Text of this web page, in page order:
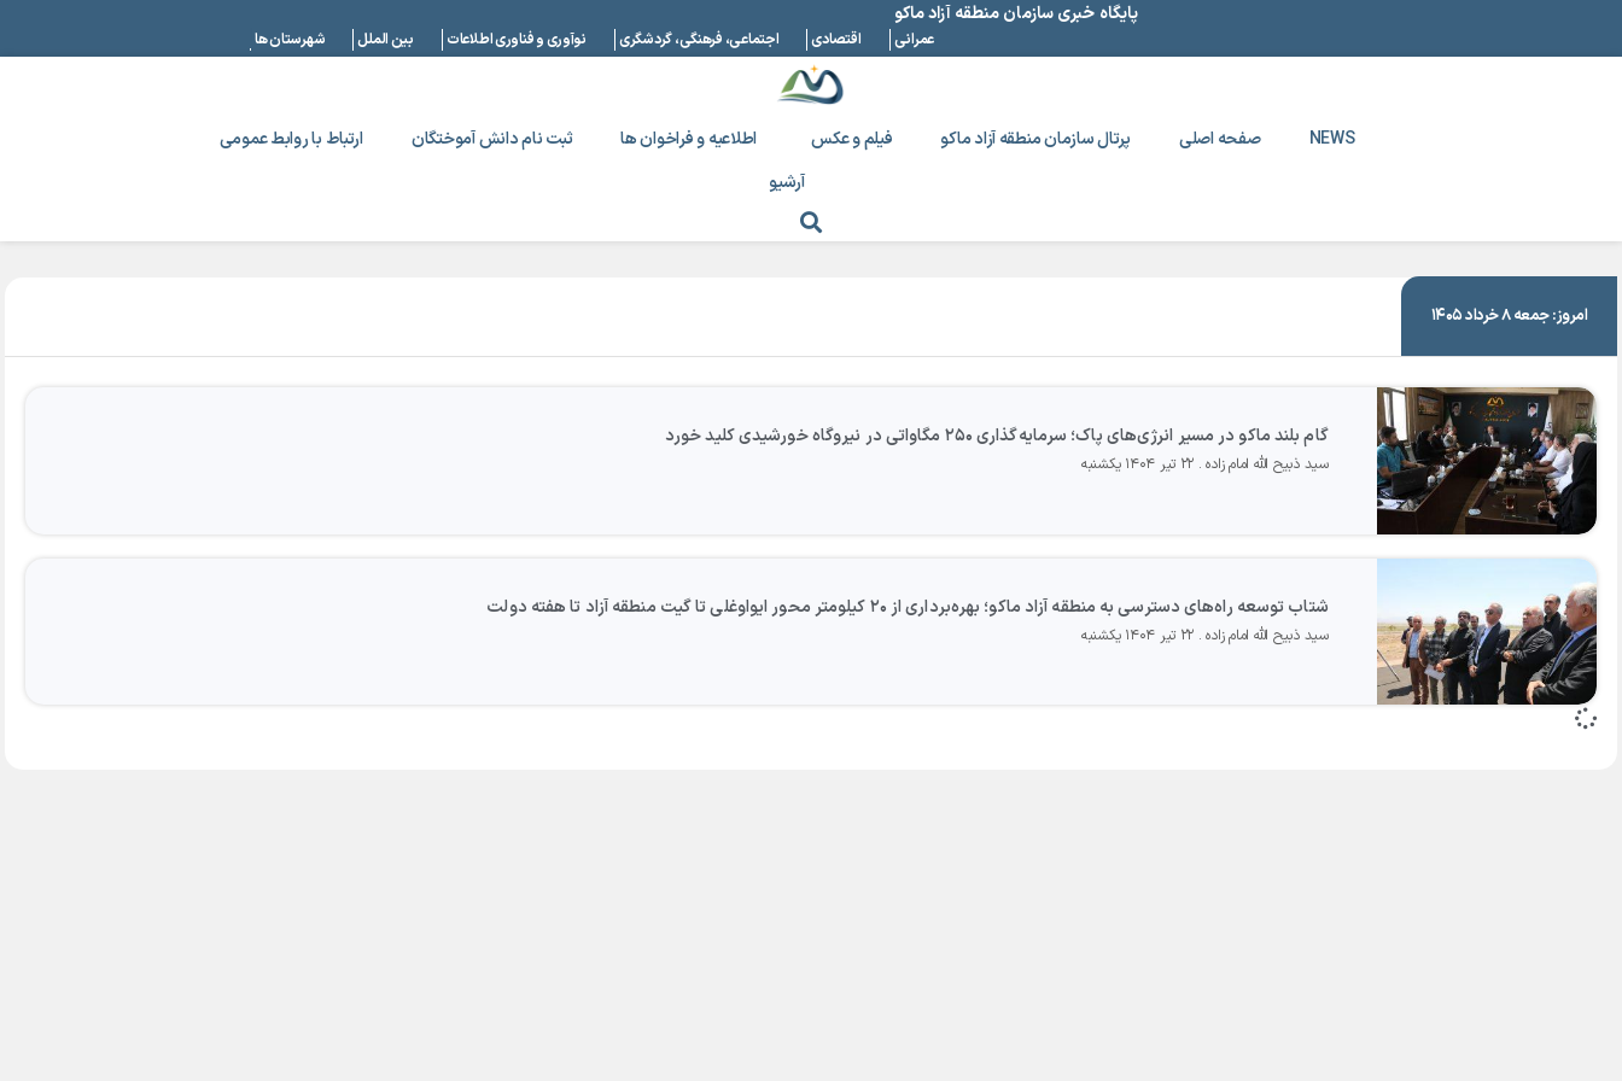
پایگاه خبری سازمان منطقه آزاد ماکو
عمرانی اقتصادی اجتماعی، فرهنگی، گردشگری نوآوری و فناوری اطلاعات بین الملل شهرستان ها
NEWS صفحه اصلی پرتال سازمان منطقه آزاد ماکو فیلم و عکس اطلاعیه و فراخوان ها ثبت نام دانش آموختگان
ارتباط با روابط عمومی
آرشیو
۲۲ تیر ۱۴۰۴
امروز: جمعه ۸ خرداد ۱۴۰۵
گام بلند ماکو در مسیر انرژی‌های پاک؛ سرمایه‌گذاری ۲۵۰ مگاواتی در نیروگاه خورشیدی کلید خورد
سید ذبیح الله امام زاده ۲۲ تیر ۱۴۰۴ یکشنبه
شتاب توسعه راه‌های دسترسی به منطقه آزاد ماکو؛ بهره‌برداری از ۲۰ کیلومتر محور ایواوغلی تا گیت منطقه آزاد تا هفته دولت
سید ذبیح الله امام زاده ۲۲ تیر ۱۴۰۴ یکشنبه